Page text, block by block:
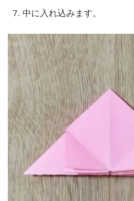
中に入れ込みます。